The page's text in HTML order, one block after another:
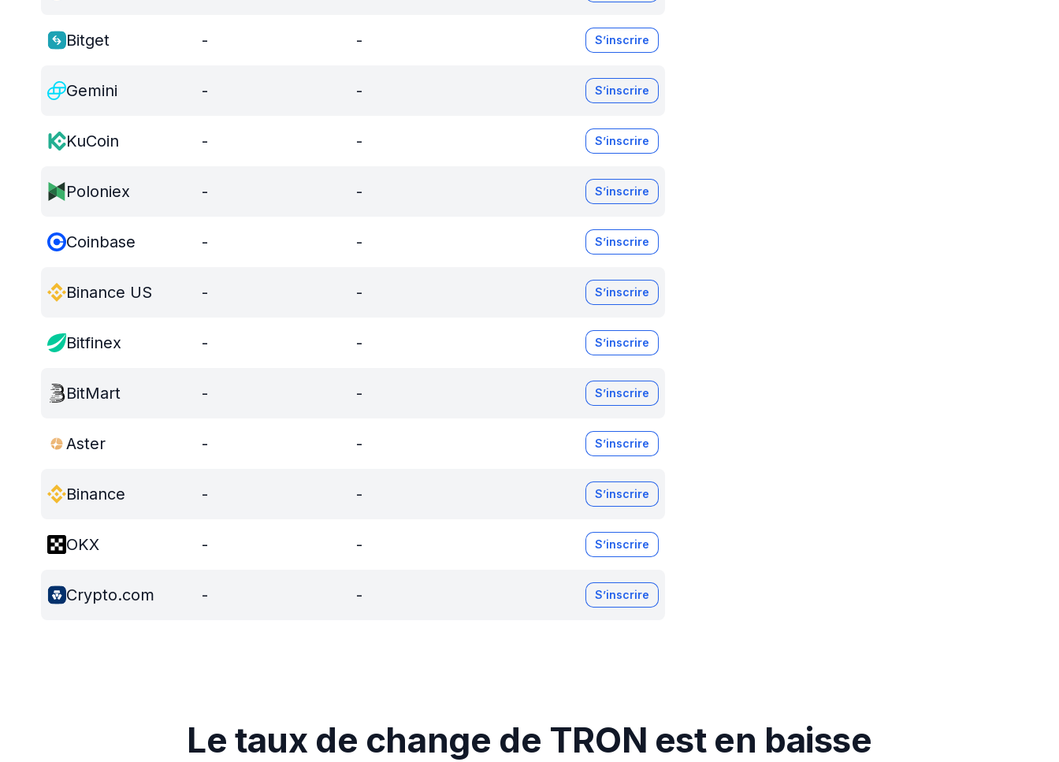
Bitget - - S’inscrire
Gemini - - S’inscrire
KuCoin - - S’inscrire
Poloniex - - S’inscrire
Coinbase - - S’inscrire
Binance US - - S’inscrire
Bitfinex - - S’inscrire
BitMart - - S’inscrire
Aster - - S’inscrire
Binance - - S’inscrire
OKX - - S’inscrire
Crypto.com - - S’inscrire
Le taux de change de TRON est en baisse